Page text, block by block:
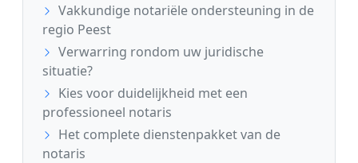
Vakkundige notariële ondersteuning in de
regio Peest
Verwarring rondom uw juridische
situatie?
Kies voor duidelijkheid met een
professioneel notaris
Het complete dienstenpakket van de
notaris